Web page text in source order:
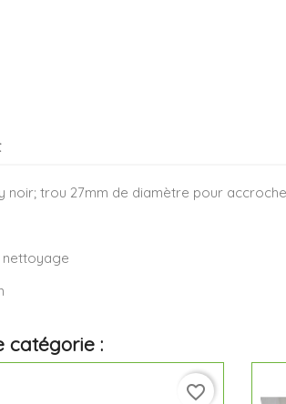
noir; trou 27mm de diamètre pour
catégorie :
favorite_border